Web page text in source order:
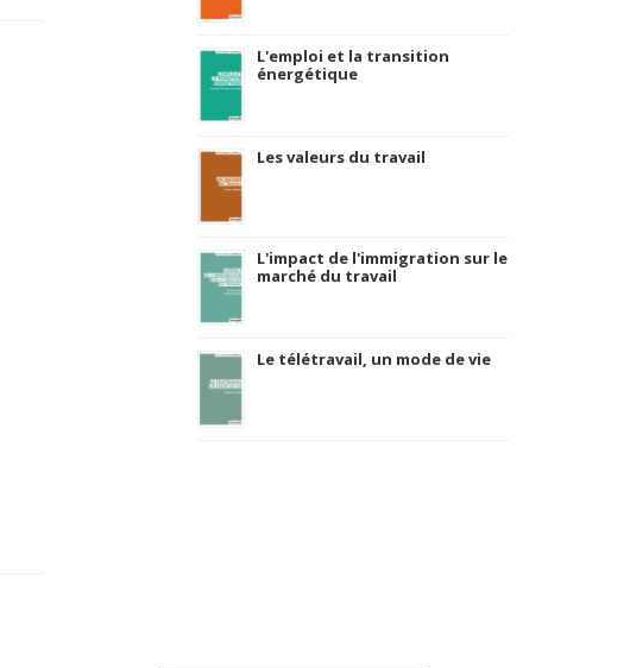
L'emploi et la transition
énergétique
Les valeurs du travail
L'impact de l'immigration sur le
marché du travail
Le télétravail, un mode de vie